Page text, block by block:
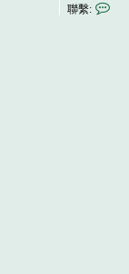
聯繫: